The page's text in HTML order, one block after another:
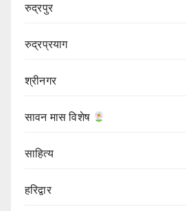
रुद्रपुर
रुद्रप्रयाग
श्रीनगर
सावन मास विशेष
साहित्य
हरिद्वार